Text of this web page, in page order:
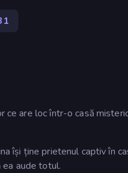
are loc într-o casă
își ține prietenul captiv în
ea aude totul.